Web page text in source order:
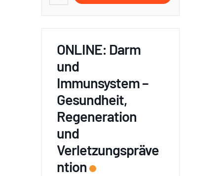
ONLINE: Darm
und
Immunsystem –
Gesundheit,
Regeneration
und
Verletzungspräve
ntion